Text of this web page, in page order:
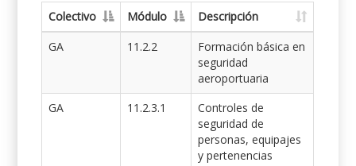
Colectivo Módulo
Descripción
GA
11.2.2
Formación básica en
seguridad
aeroportuaria
GA
11.2.3.1
Controles de
seguridad de
personas, equipajes
y pertenencias